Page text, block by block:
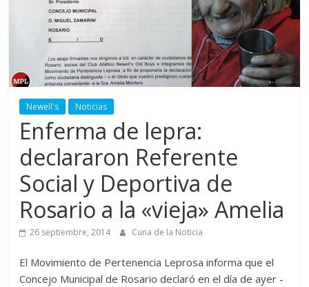
Newell's Noticias
Enferma de lepra:
declararon Referente
Social y Deportiva de
Rosario a la «vieja» Amelia
26 septiembre, 2014 Cuna de la Noticia
El Movimiento de Pertenencia Leprosa informa que el
Concejo Municipal de Rosario declaró en el día de ayer -